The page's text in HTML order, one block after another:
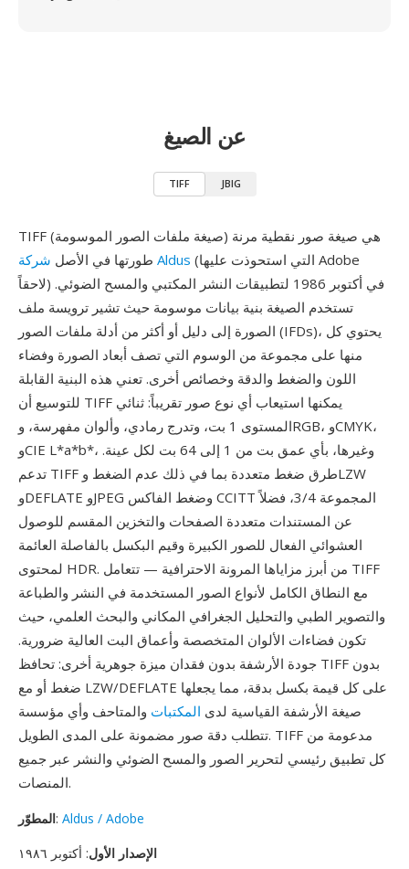
عن الصيغ
TIFF JBIG
TIFF (صيغة ملفات الصور الموسومة) هي صيغة صور نقطية مرنة
طورتها في الأصل شركة Aldus (التي استحوذت عليها Adobe
لاحقاً) في أكتوبر 1986 لتطبيقات النشر المكتبي والمسح الضوئي.
تستخدم الصيغة بنية بيانات موسومة حيث تشير ترويسة ملف
الصورة إلى دليل أو أكثر من أدلة ملفات الصور (IFDs)، يحتوي كل
منها على مجموعة من الوسوم التي تصف أبعاد الصورة وفضاء
اللون والضغط والدقة وخصائص أخرى. تعني هذه البنية القابلة
للتوسيع أن TIFF يمكنها استيعاب أي نوع صور تقريباً: ثنائي
المستوى 1 بت، وتدرج رمادي، وألوان مفهرسة، وRGB، وCMYK،
وCIE L*a*b*، وغيرها، بأي عمق بت من 1 إلى 64 بت لكل عينة.
تدعم TIFF طرق ضغط متعددة بما في ذلك عدم الضغط وLZW
وDEFLATE وJPEG وضغط الفاكس CCITT المجموعة 3/4، فضلاً
عن المستندات متعددة الصفحات والتخزين المقسم للوصول
العشوائي الفعال للصور الكبيرة وقيم البكسل بالفاصلة العائمة
لمحتوى HDR. من أبرز مزاياها المرونة الاحترافية — تتعامل TIFF
مع النطاق الكامل لأنواع الصور المستخدمة في النشر والطباعة
والتصوير الطبي والتحليل الجغرافي المكاني والبحث العلمي، حيث
تكون فضاءات الألوان المتخصصة وأعماق البت العالية ضرورية.
جودة الأرشفة بدون فقدان ميزة جوهرية أخرى: تحافظ TIFF بدون
ضغط أو مع LZW/DEFLATE على كل قيمة بكسل بدقة، مما يجعلها
صيغة الأرشفة القياسية لدى المكتبات والمتاحف وأي مؤسسة
تتطلب دقة صور مضمونة على المدى الطويل. TIFF مدعومة من
كل تطبيق رئيسي لتحرير الصور والمسح الضوئي والنشر عبر جميع
المنصات.
المطوّر: Aldus / Adobe
الإصدار الأول: أكتوبر ١٩٨٦